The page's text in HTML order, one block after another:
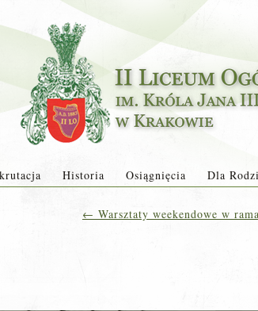
Historia Osiągnięcia Dla
← Warsztaty weekendowe w